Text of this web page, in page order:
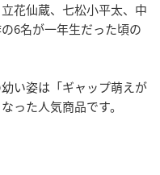
花仙蔵、七松小平太、中
6名が一年生だった頃の
い姿は「ギャップ萌えが
った人気商品です。